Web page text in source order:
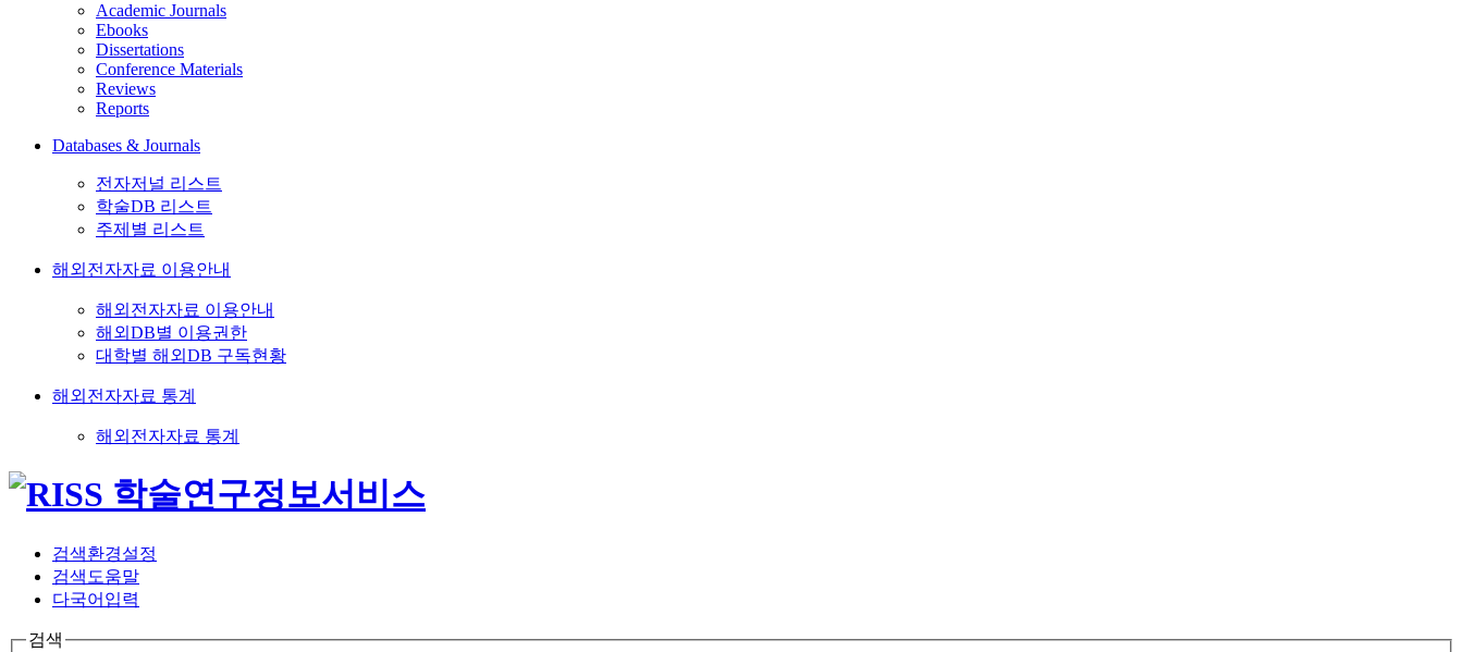
Academic Journals
Ebooks
Dissertations
Conference Materials
Reviews
Reports
Databases & Journals
전자저널 리스트
학술DB 리스트
주제별 리스트
해외전자자료 이용안내
해외전자자료 이용안내
해외DB별 이용권한
대학별 해외DB 구독현황
해외전자자료 통계
해외전자자료 통계
검색환경설정
검색도움말
다국어입력
검색